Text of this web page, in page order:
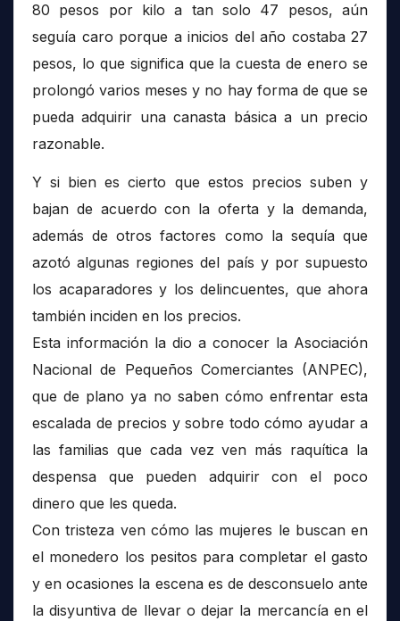
80 pesos por kilo a tan solo 47 pesos, aún
seguía caro porque a inicios del año costaba 27
pesos, lo que significa que la cuesta de enero se
prolongó varios meses y no hay forma de que se
pueda adquirir una canasta básica a un precio
razonable.
Y si bien es cierto que estos precios suben y
bajan de acuerdo con la oferta y la demanda,
además de otros factores como la sequía que
azotó algunas regiones del país y por supuesto
los acaparadores y los delincuentes, que ahora
también inciden en los precios.
Esta información la dio a conocer la Asociación
Nacional de Pequeños Comerciantes (ANPEC),
que de plano ya no saben cómo enfrentar esta
escalada de precios y sobre todo cómo ayudar a
las familias que cada vez ven más raquítica la
despensa que pueden adquirir con el poco
dinero que les queda.
Con tristeza ven cómo las mujeres le buscan en
el monedero los pesitos para completar el gasto
y en ocasiones la escena es de desconsuelo ante
la disyuntiva de llevar o dejar la mercancía en el